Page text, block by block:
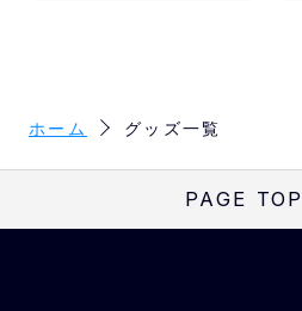
ホーム グッズ一覧
PAGE TOP